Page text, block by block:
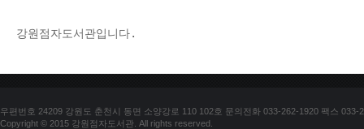
강원점자도서관입니다.
우편번호 24209 강원도 춘천시 동면 소양강로 110 102호 문의전화 033-262-1920 팩스 033-
Copyright © 2015 강원점자도서관. All rights reserved.